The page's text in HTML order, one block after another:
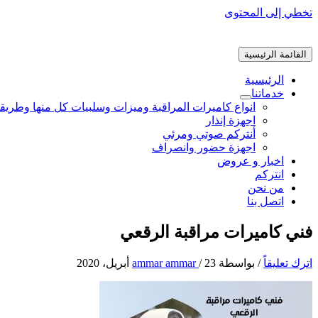
تخطي إلى المحتوى
القائمة الرئيسية
الرئيسية
خدماتنا
انواع كاميرات المراقبة وميزات وسلبيات كل منها
اجهزة إنذار
أنتركم صوتي ومرئي
اجهزة حضور وانصراف
اخبار و عروض
انتركم
من نحن
اتصل بنا
فني كاميرات مراقبة الرقعي
اترك تعليقاً / بواسطة ammar ammar/ 23 أبريل، 2020